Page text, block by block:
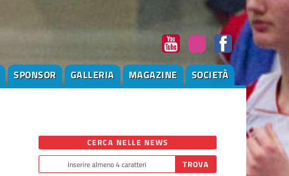
SPONSOR GALLERIA MAGAZINE SOCIETÀ
CERCA NELLE NEWS